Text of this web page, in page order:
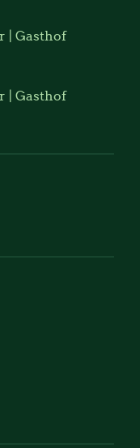
| Gasthof
| Gasthof